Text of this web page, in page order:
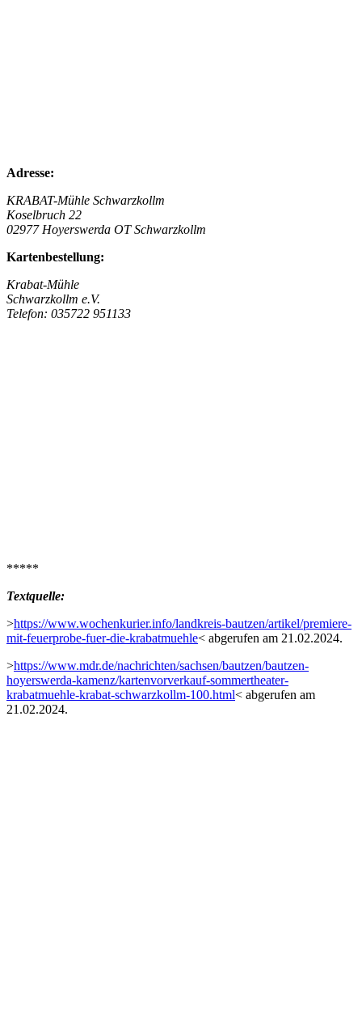
Adresse:
KRABAT-Mühle Schwarzkollm
Koselbruch 22
02977 Hoyerswerda OT Schwarzkollm
Kartenbestellung:
Krabat-Mühle
Schwarzkollm e.V.
Telefon: 035722 951133
*****
Textquelle:
>https://www.wochenkurier.info/landkreis-bautzen/artikel/premiere-
mit-feuerprobe-fuer-die-krabatmuehle< abgerufen am 21.02.2024.
>https://www.mdr.de/nachrichten/sachsen/bautzen/bautzen-
hoyerswerda-kamenz/kartenvorverkauf-sommertheater-
krabatmuehle-krabat-schwarzkollm-100.html< abgerufen am
21.02.2024.